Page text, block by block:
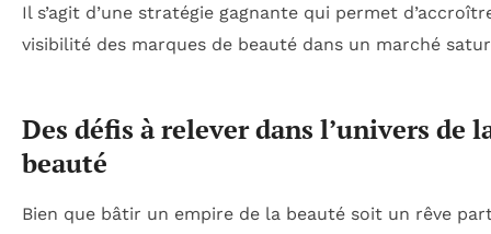
Il s’agit d’une stratégie gagnante qui permet
visibilité des marques de beauté dans un marché
Des défis à relever dans l’univers de
beauté
Bien que bâtir un empire de la beauté soit un rêve